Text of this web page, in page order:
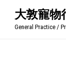
大敦寵物
General Practice /